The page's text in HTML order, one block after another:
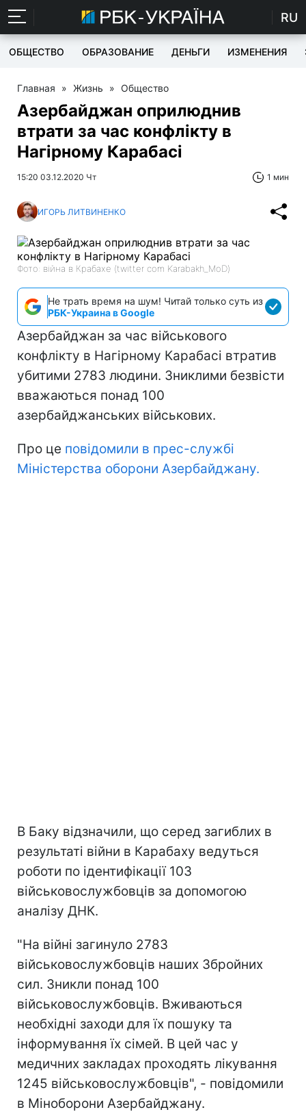
RU
ОБЩЕСТВО ОБРАЗОВАНИЕ ДЕНЬГИ ИЗМЕНЕНИЯ
Главная » Жизнь » Общество
Азербайджан оприлюднив
втрати за час конфлікту в
Нагірному Карабасі
15:20 03.12.2020 Чт 1 мин
ИГОРЬ ЛИТВИНЕНКО
Фото: війна в Крабахе (twitter com Karabakh_MoD)
Не трать время на шум! Читай только суть из
РБК-Украина в Google
Азербайджан за час військового
конфлікту в Нагірному Карабасі втратив
убитими 2783 людини. Зниклими безвісти
вважаються понад 100
азербайджанських військових.
Про це повідомили в прес-службі
Міністерства оборони Азербайджану.
В Баку відзначили, що серед загиблих в
результаті війни в Карабаху ведуться
роботи по ідентифікації 103
військовослужбовців за допомогою
аналізу ДНК.
"На війні загинуло 2783
військовослужбовців наших Збройних
сил. Зникли понад 100
військовослужбовців. Вживаються
необхідні заходи для їх пошуку та
інформування їх сімей. В цей час у
медичних закладах проходять лікування
1245 військовослужбовців", - повідомили
в Міноборони Азербайджану.